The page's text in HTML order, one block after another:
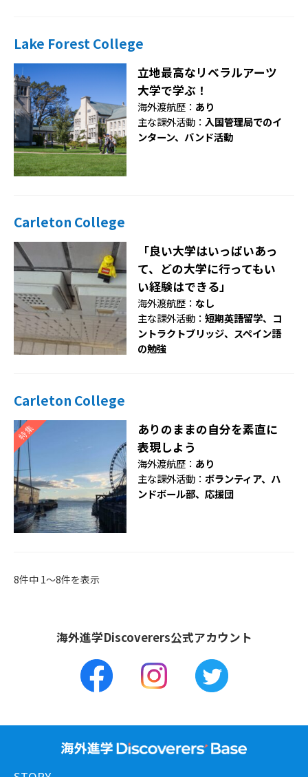
Lake Forest College
立地最高なリベラルアーツ
大学で学ぶ！
海外渡航歴： あり
主な課外活動： 入国管理局でのイ
ンターン、バンド活動
Carleton College
「良い大学はいっぱいあっ
て、どの大学に行ってもい
い経験はできる」
海外渡航歴： なし
主な課外活動：短期英語留学、コ
ントラクトブリッジ、スペイン語
の勉強
Carleton College
ありのままの自分を素直に
表現しよう
海外渡航歴： あり
主な課外活動：ボランティア、ハ
ンドボール部、応援団
8件中 1〜8件を表示
海外進学Discoverers公式アカウント